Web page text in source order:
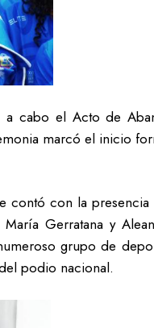
cabo el Acto de
marcó el inicio
contó con la
Gerratana y
grupo de
podio nacional.